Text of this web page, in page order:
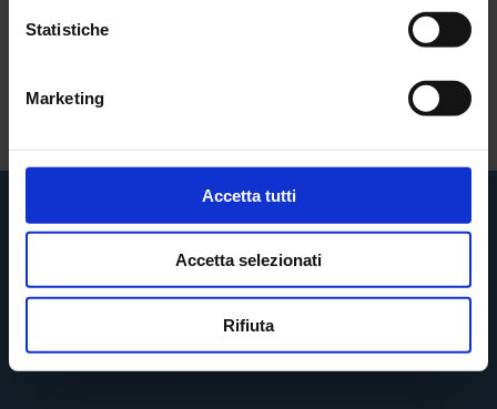
Statistiche
Marketing
Accetta tutti
Accetta selezionati
Rifiuta
ed Accetto le
Condizioni.
Contatti
STUDIO DENTISTICO ERCOLANI
Via Teodorico, 15 - 48122 Ravenna (RA)
info@dentistiercolani.com